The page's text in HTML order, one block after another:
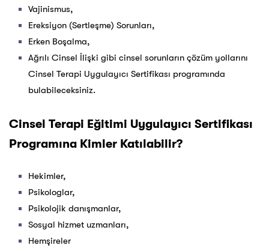
Vajinismus,
Ereksiyon (Sertleşme) Sorunları,
Erken Boşalma,
Ağrılı Cinsel İlişki gibi cinsel sorunların çözüm yollarını
Cinsel Terapi Uygulayıcı Sertifikası programında
bulabileceksiniz.
Cinsel Terapi Eğitimi Uygulayıcı Sertifikası
Programına Kimler Katılabilir?
Hekimler,
Psikologlar,
Psikolojik danışmanlar,
Sosyal hizmet uzmanları,
Hemşireler